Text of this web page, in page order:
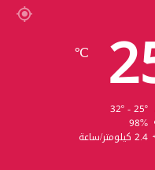
℃
32º - 25º
98%
2.4 كيلومتر/ساعة